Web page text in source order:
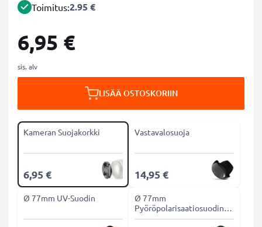
Toimitus:2.95 €
6,95 €
sis. alv
LISÄÄ OSTOSKORIIN
Kameran Suojakorkki
6,95 €
Vastavalosuoja
14,95 €
Ø 77mm UV-Suodin
Ø 77mm
Pyöröpolarisaatiosuodin
CPL-suodin